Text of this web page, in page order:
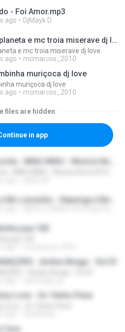
- Foi Amor.mp3
ago DjMayk D.
Marreta you planeta e mc troia miserave dj love
e mc troia miserave dj love
ago mcmarcos_2010
muriçoca dj love
muriçoca dj love
ago mcmarcos_2010
files are hidden
in app
pop 100
- Aviões Brega - Vol.01
Love - So Tenho Pena